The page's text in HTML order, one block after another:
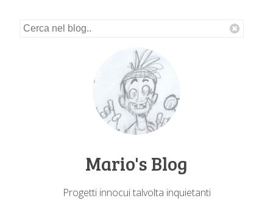
Mario's Blog
Progetti innocui talvolta inquietanti